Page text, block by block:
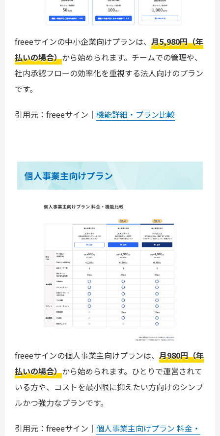
freeeサインの中小企業向けプランは、 月5,980円（年
払いの場合）から始められます。チームでの管理や、
社内承認フローの効率化を重視する法人向けのプラン
です。
引用元：freeeサイン｜ 機能詳細・プラン比較
個人事業主向けプラン
freeeサインの個人事業主向けプランは、 月980円（年
払いの場合）から始められます。ひとりで運営されて
いる方や、コストを最小限に抑えたい方向けのシンプ
ルかつ強力なプランです。
引用元：freeeサイン｜ 個人事業主向けプラン 料金・